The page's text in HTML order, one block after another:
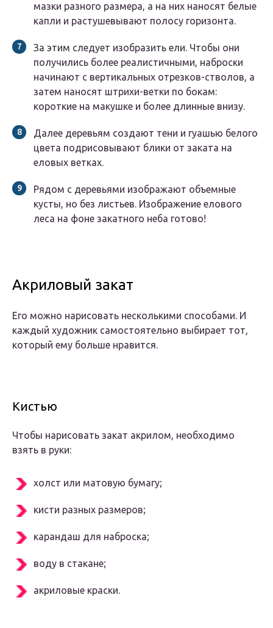
мазки разного размера, а на них наносят белые
капли и растушевывают полосу горизонта.
За этим следует изобразить ели. Чтобы они
получились более реалистичными, наброски
начинают с вертикальных отрезков-стволов, а
затем наносят штрихи-ветки по бокам:
короткие на макушке и более длинные внизу.
Далее деревьям создают тени и гуашью белого
цвета подрисовывают блики от заката на
еловых ветках.
Рядом с деревьями изображают объемные
кусты, но без листьев. Изображение елового
леса на фоне закатного неба готово!
Акриловый закат
Его можно нарисовать несколькими способами. И
каждый художник самостоятельно выбирает тот,
который ему больше нравится.
Кистью
Чтобы нарисовать закат акрилом, необходимо
взять в руки:
холст или матовую бумагу;
кисти разных размеров;
карандаш для наброска;
воду в стакане;
акриловые краски.